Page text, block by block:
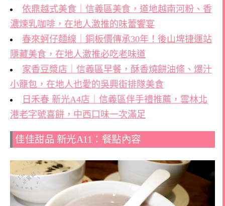
依鼎越式美食｜信義區美食，道地越南河粉、香
濃煉乳咖啡，在地人激推的味蕾饗宴
春來蚵仔麵線｜銅板價傳承30年！後山埤捷運站
隱藏美食，在地人激推必吃老味道
家香豆漿店｜信義區早餐，酥香燒餅油條、爆汁
小籠包，在地人也愛的吳興街排隊美食
日禾春 新光A4店｜信義區伴手禮推薦，雲林北
港老字號喜餅，中西口味一次滿足
佳佳甜品 新光A11：餐點內容